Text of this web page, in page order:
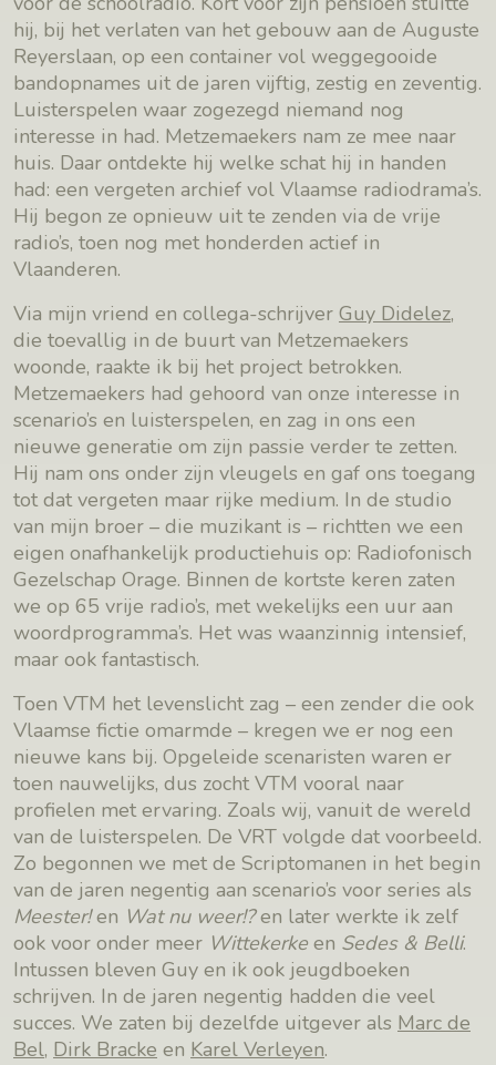
hij, bij het verlaten van het gebouw aan de Auguste
Reyerslaan, op een container vol weggegooide
bandopnames uit de jaren vijftig, zestig en zeventig.
Luisterspelen waar zogezegd niemand nog
interesse in had. Metzemaekers nam ze mee naar
huis. Daar ontdekte hij welke schat hij in handen
had: een vergeten archief vol Vlaamse radiodrama’s.
Hij begon ze opnieuw uit te zenden via de vrije
radio’s, toen nog met honderden actief in
Vlaanderen.
Via mijn vriend en collega-schrijver Guy Didelez,
die toevallig in de buurt van Metzemaekers
woonde, raakte ik bij het project betrokken.
Metzemaekers had gehoord van onze interesse in
scenario’s en luisterspelen, en zag in ons een
nieuwe generatie om zijn passie verder te zetten.
Hij nam ons onder zijn vleugels en gaf ons toegang
tot dat vergeten maar rijke medium. In de studio
van mijn broer – die muzikant is – richtten we een
eigen onafhankelijk productiehuis op: Radiofonisch
Gezelschap Orage. Binnen de kortste keren zaten
we op 65 vrije radio’s, met wekelijks een uur aan
woordprogramma’s. Het was waanzinnig intensief,
maar ook fantastisch.
Toen VTM het levenslicht zag – een zender die ook
Vlaamse fictie omarmde – kregen we er nog een
nieuwe kans bij. Opgeleide scenaristen waren er
toen nauwelijks, dus zocht VTM vooral naar
profielen met ervaring. Zoals wij, vanuit de wereld
van de luisterspelen. De VRT volgde dat voorbeeld.
Zo begonnen we met de Scriptomanen in het begin
van de jaren negentig aan scenario’s voor series als
Meester!en Wat nu weer!?en later werkte ik zelf
ook voor onder meer Wittekerke en Sedes & Belli.
Intussen bleven Guy en ik ook jeugdboeken
schrijven. In de jaren negentig hadden die veel
succes. We zaten bij dezelfde uitgever als Marc de
Bel, Dirk Bracke en Karel Verleyen.